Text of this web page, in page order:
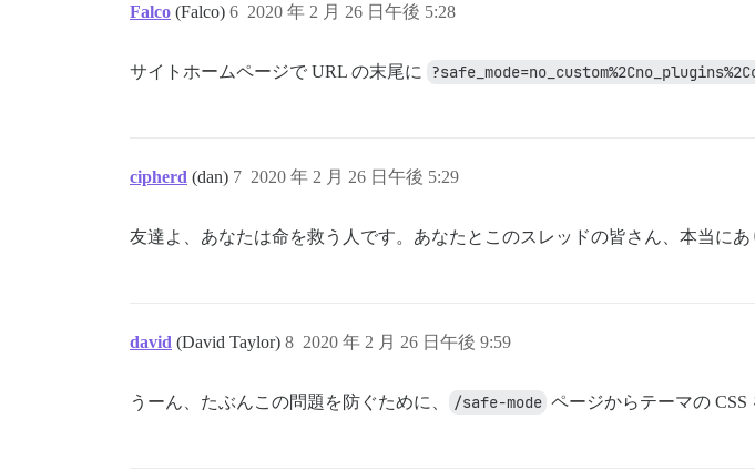
Falco (Falco) 2020 年 2 月 26 日午後 5:28
6
サイトホームページで URL の末尾に
cipherd (dan) 2020 年 2 月 26 日午後 5:29
7
友達よ、あなたは命を救う人です。あなたとこのスレッドの皆さん、本当にあ
david (David Taylor) 2020 年 2 月 26 日午後 9:59
8
うーん、たぶんこの問題を防ぐために、 /safe-mode ページからテーマの CSS